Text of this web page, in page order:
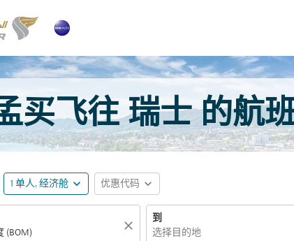
买飞往 瑞士 的航
1 单人, 经济舱 expand_more 优惠代码 expand_more
close
到